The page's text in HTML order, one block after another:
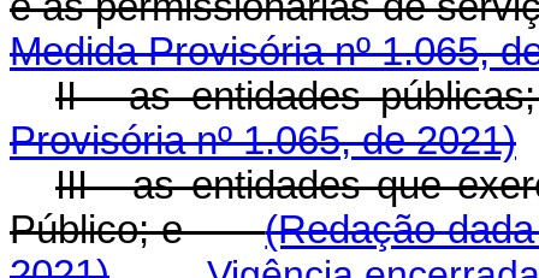
Medida Provisória nº 1.065,
II - as entidades
Provisória nº 1.065, de 2021)
III - as entidades que
Público; e(Redação